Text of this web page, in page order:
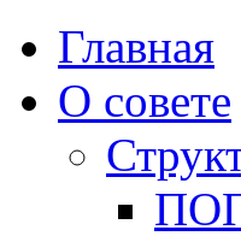
Главная
О совете